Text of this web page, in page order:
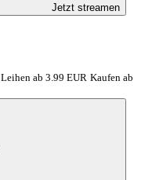
Jetzt streamen
Leihen ab 3.99 EUR Kaufen ab